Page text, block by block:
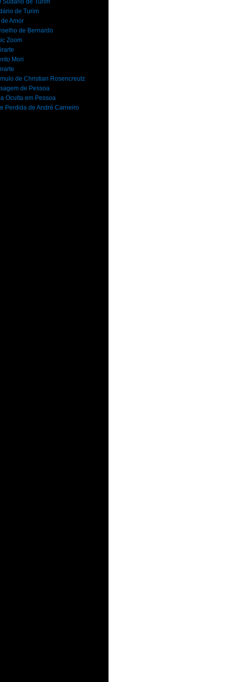
de Turim
Amor
de Bernardo
Zoom
Mori
de Christian Rosencreutz
de Pessoa
Oculta em Pessoa
Perdida de André Carneiro